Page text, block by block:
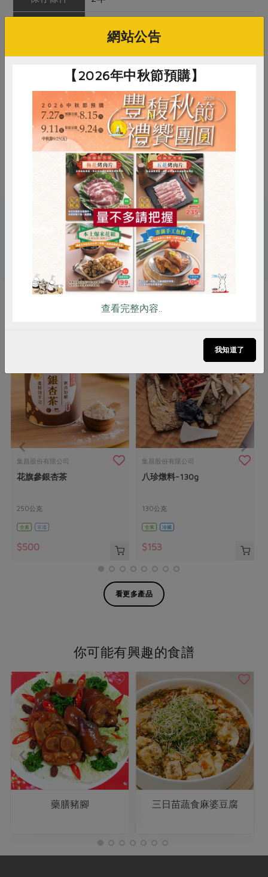
佳、麻度高，可作為調味料，去除肉
類腥味，增加香氣。花椒為乾燥開口
狀的果皮，外皮呈現紅褐色，表面有
麻；合作社進貨前檢驗合格，以批次
保留後供應，產品安全性高。
調理方式
可直接入菜製作椒麻料理；或以製成
花椒油食用
關鍵字
# 集昌 # 調味料 # 花椒
你可能有興趣的產品
集昌股份有限公司
花旗參銀杏茶
250公克
全素 常溫
$500
集昌股份有限公司
八珍燉料-130g
130公克
全素 冷藏
$153
看更多產品
你可能有興趣的食譜
藥膳豬腳 三日苗蔬食麻婆豆腐
RPET 食譜 減硝酸鹽
雞蛋 食安 共同購買
網站公告
【2026年中秋節預購】
查看完整內容..
我知道了